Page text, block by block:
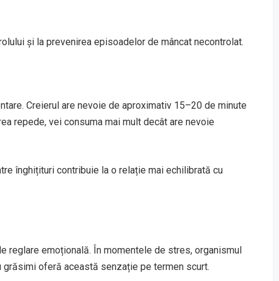
și la prevenirea episoadelor de mâncat necontrolat.
Creierul are nevoie de aproximativ 15–20 de minute
repede, vei consuma mai mult decât are nevoie
înghițituri contribuie la o relație mai echilibrată cu
reglare emoțională. În momentele de stres, organismul
oferă această senzație pe termen scurt.